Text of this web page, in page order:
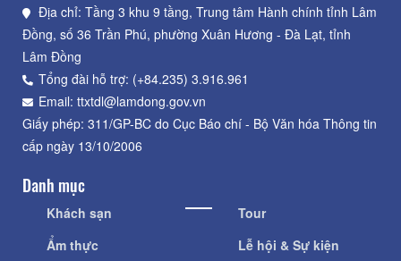
Địa chỉ: Tầng 3 khu 9 tầng, Trung tâm Hành chính tỉnh Lâm
Đồng, số 36 Trần Phú, phường Xuân Hương - Đà Lạt, tỉnh
Lâm Đồng
Tổng đài hỗ trợ: (+84.235) 3.916.961
Email: ttxtdl@lamdong.gov.vn
Giấy phép: 311/GP-BC do Cục Báo chí - Bộ Văn hóa Thông tin
cấp ngày 13/10/2006
Danh mục
Khách sạn
Ẩm thực
Tour
Lễ hội & Sự kiện